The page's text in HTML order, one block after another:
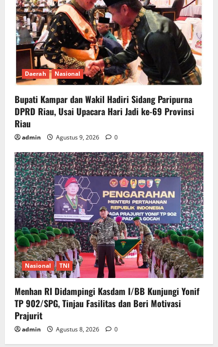
Daerah Nasional
Bupati Kampar dan Wakil Hadiri Sidang Paripurna
DPRD Riau, Usai Upacara Hari Jadi ke-69 Provinsi
Riau
admin Agustus 9, 2026 0
Nasional TNI
Menhan RI Didampingi Kasdam I/BB Kunjungi Yonif
TP 902/SPG, Tinjau Fasilitas dan Beri Motivasi
Prajurit
admin Agustus 8, 2026 0